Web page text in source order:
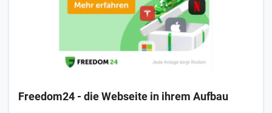
Freedom24 - die Webseite in ihrem Aufbau